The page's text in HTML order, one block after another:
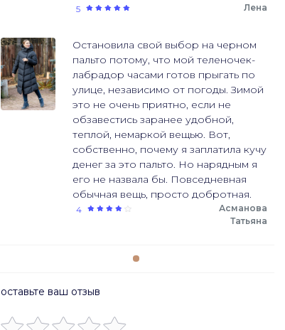
5 Лена
Остановила свой выбор на черном
пальто потому, что мой теленочек-
лабрадор часами готов прыгать по
улице, независимо от погоды. Зимой
это не очень приятно, если не
обзавестись заранее удобной,
теплой, немаркой вещью. Вот,
собственно, почему я заплатила кучу
денег за это пальто. Но нарядным я
его не назвала бы. Повседневная
обычная вещь, просто добротная.
4
Асманова
Татьяна
оставьте ваш отзыв